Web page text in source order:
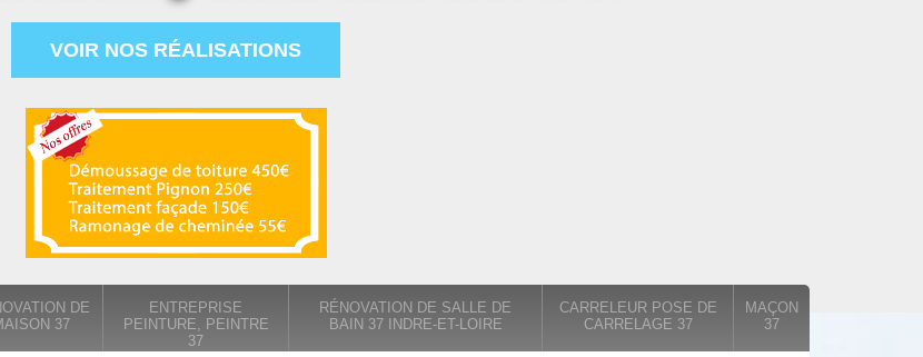
VOIR NOS RÉALISATIONS
DE
37
ENTREPRISE
PEINTURE, PEINTRE
37
RÉNOVATION DE SALLE DE
BAIN 37 INDRE-ET-LOIRE
CARRELEUR POSE DE
CARRELAGE 37
MAÇON
37